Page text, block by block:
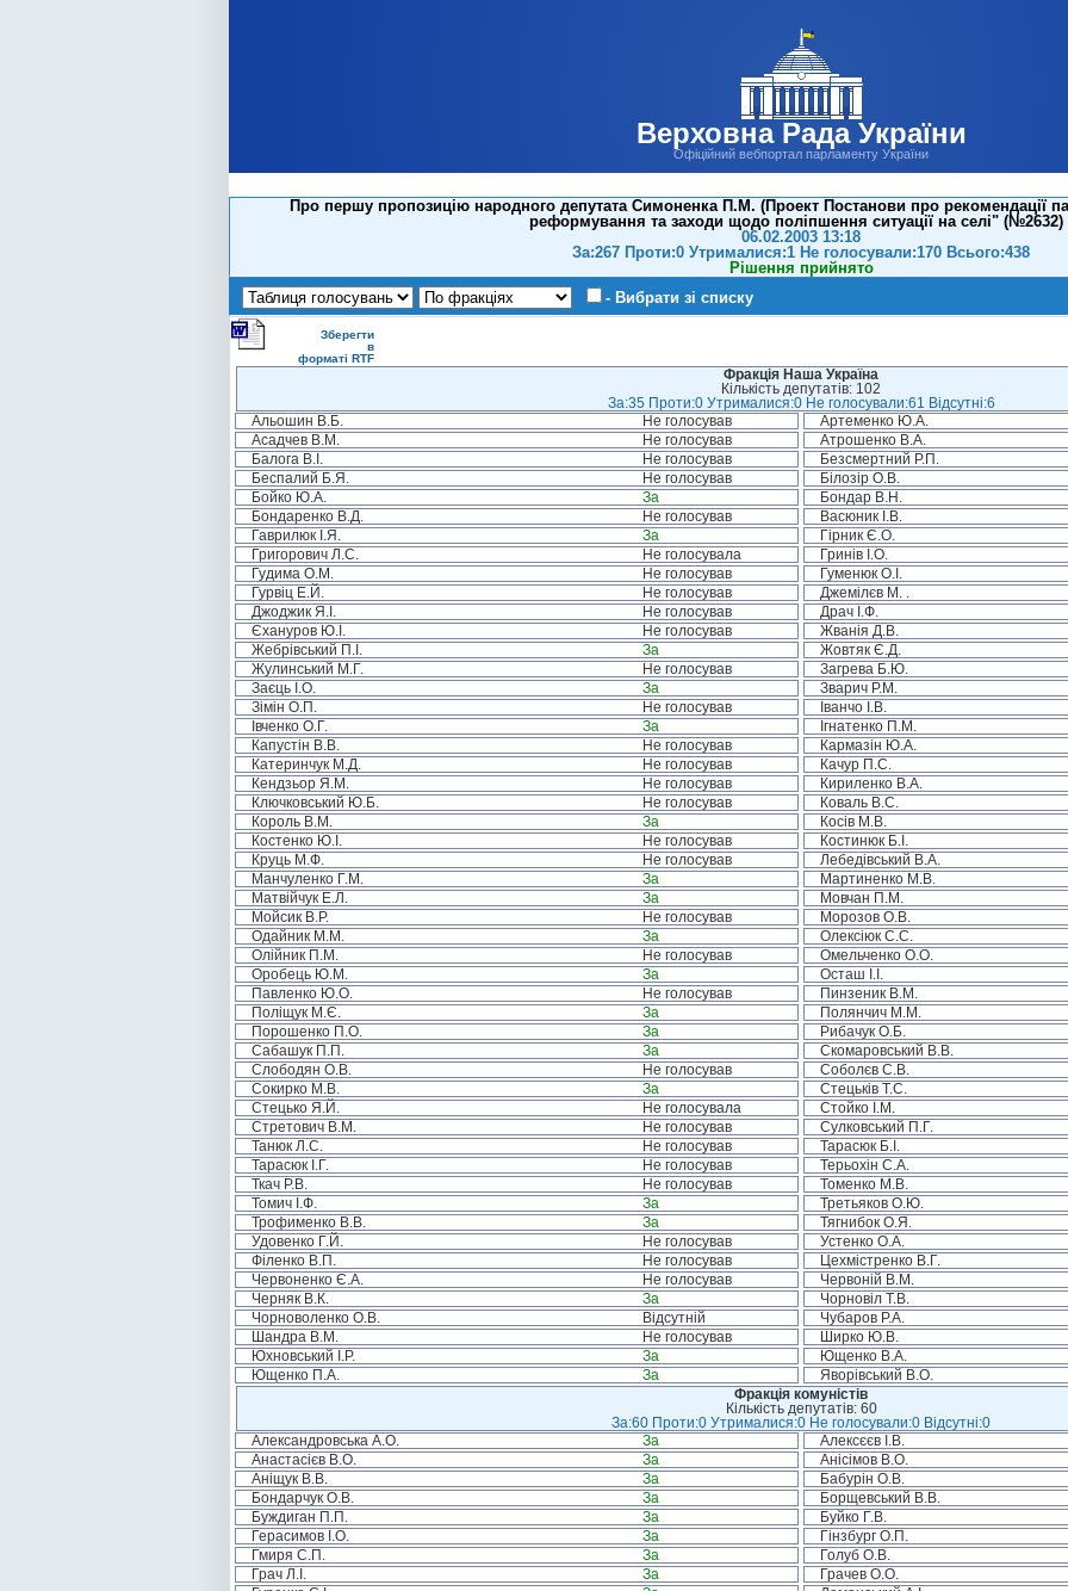
Верховна Рада України
Офіційний вебпортал парламенту України
Про першу пропозицію народного депутата Симоненка П.М. (Проект Постанови про рекомендації
реформування та заходи щодо поліпшення ситуації на селі" (№2632)
06.02.2003 13:18
За:267 Проти:0 Утрималися:1 Не голосували:170 Всього:438
Рішення прийнято
- Вибрати зі списку
Зберегти
в
форматі RTF
Фракція Наша Україна
Кількість депутатів: 102
За:35 Проти:0 Утрималися:0 Не голосували:61 Відсутні:6
Альошин В.Б.
Не голосував Артеменко Ю.А.
Асадчев В.М.
Не голосував Атрошенко В.А.
Балога В.І.
Не голосував Безсмертний Р.П.
Беспалий Б.Я.
Не голосував Білозір О.В.
Бойко Ю.А.
За Бондар В.Н.
Бондаренко В.Д.
Не голосував Васюник І.В.
Гаврилюк І.Я.
За Гірник Є.О.
Григорович Л.С.
Не голосувала Гринів І.О.
Гудима О.М.
Не голосував Гуменюк О.І.
Гурвіц Е.Й.
Не голосував Джемілєв М. .
Джоджик Я.І.
Не голосував Драч І.Ф.
Єхануров Ю.І.
Не голосував Жванія Д.В.
Жебрівський П.І.
За Жовтяк Є.Д.
Жулинський М.Г.
Не голосував Загрева Б.Ю.
Заєць І.О.
За Зварич Р.М.
Зімін О.П.
Не голосував Іванчо І.В.
Івченко О.Г.
За Ігнатенко П.М.
Капустін В.В.
Не голосував Кармазін Ю.А.
Катеринчук М.Д.
Не голосував Качур П.С.
Кендзьор Я.М.
Не голосував Кириленко В.А.
Ключковський Ю.Б.
Не голосував Коваль В.С.
Король В.М.
За Косів М.В.
Костенко Ю.І.
Не голосував Костинюк Б.І.
Круць М.Ф.
Не голосував Лебедівський В.А.
Манчуленко Г.М.
За Мартиненко М.В.
Матвійчук Е.Л.
За Мовчан П.М.
Мойсик В.Р.
Не голосував Морозов О.В.
Одайник М.М.
За Олексіюк С.С.
Олійник П.М.
Не голосував Омельченко О.О.
Оробець Ю.М.
За Осташ І.І.
Павленко Ю.О.
Не голосував Пинзеник В.М.
Поліщук М.Є.
За Полянчич М.М.
Порошенко П.О.
За Рибачук О.Б.
Сабашук П.П.
За Скомаровський В.В.
Слободян О.В.
Не голосував Соболєв С.В.
Сокирко М.В.
За Стецьків Т.С.
Стецько Я.Й.
Не голосувала Стойко І.М.
Стретович В.М.
Не голосував Сулковський П.Г.
Танюк Л.С.
Не голосував Тарасюк Б.І.
Тарасюк І.Г.
Не голосував Терьохін С.А.
Ткач Р.В.
Не голосував Томенко М.В.
Томич І.Ф.
За Третьяков О.Ю.
Трофименко В.В.
За Тягнибок О.Я.
Удовенко Г.Й.
Не голосував Устенко О.А.
Філенко В.П.
Не голосував Цехмістренко В.Г.
Червоненко Є.А.
Не голосував Червоній В.М.
Черняк В.К.
За Чорновіл Т.В.
Чорноволенко О.В.
Відсутній Чубаров Р.А.
Шандра В.М.
Не голосував Ширко Ю.В.
Юхновський І.Р.
За Ющенко В.А.
Ющенко П.А.
За Яворівський В.О.
Фракція комуністів
Кількість депутатів: 60
За:60 Проти:0 Утрималися:0 Не голосували:0 Відсутні:0
Александровська А.О.
За Алексєєв І.В.
Анастасієв В.О.
За Анісімов В.О.
Аніщук В.В.
За Бабурін О.В.
Бондарчук О.В.
За Борщевський В.В.
Буждиган П.П.
За Буйко Г.В.
Герасимов І.О.
За Гінзбург О.П.
Гмиря С.П.
За Голуб О.В.
Грач Л.І.
За Грачев О.О.